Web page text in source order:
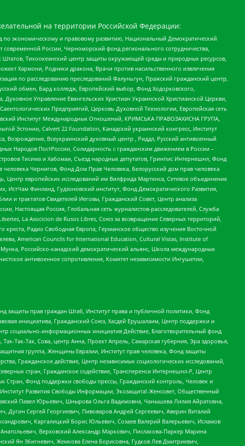
на территории Российской Федерации:
экономическому и правовому развитию, Национальный Демократический
современной России, Черноморский фонд регионального сотрудничества,
Тихоокеанский центр защиты окружающей среды и природных ресурсов,
Хармони, Родники дракона, Врачи против насильственного извлечения
по расследованию преследований Фалуньгун, Пражский гражданский центр,
обмен, Бард колледж, Европейский выбор, Фонд Ходорковского,
Управление Евангельских Христиан Украинской Христианской Церкви,
Предприятий, Церковь Духовной Технологии, Европейская сеть
Институт Международных Отношений, КРИМСЬКА ПРАВОЗАХИСНА ГРУПА,
Эстонии, Calvert 22 Foundation, Канадский украинский конгресс, Институт
Всеукраинский духовный центр , Риддл, Русский антивоенный
Народов ПостРоссии, Солидарность с гражданским движением в России –
Тисима и Хабомаи, Съезд народных депутатов, Гринпис Интернешнл, Фонд
Чернигов, Фонд Дом Прав Человека, Белорусский дом прав человека
Центр европейских исследований им Вилфрида Мартенса, Сетевое объединение
ИстЧам Финланд, Гудзоновский институт, Фонд Демократического Развития,
и трактатов Свидетелей Иеговы, Гражданский Совет, Центр анализа
Настоящая Россия, Глобальная сеть журналистов-расследователей, Служба
La Asocicion de Rusos Libres, Союз за возвращение Северных территорий,
Радио Свободная Европа, Германское общество изучения Восточной
American Councils for International Education, Cultural Vistas, Institute of
Российско-канадский демократический альянс, Школа международных
антивоенное сопротивление, Комитет независимости Ингушетии,
защиты прав граждан Штаб, Институт права и публичной политики, Фонд
инициатива, Гражданский Союз, Хасдей Ерушалаим, Центр поддержки и
социально-информационных инициатив Действие, Благотворительный фонд
Так-Так, Сова, центр Анна, Проект Апрель, Самарская губерния, Эра здоровья,
группа, Женщины Евразии, Институт прав человека, Фонд защиты
Гражданское действие, Центр независимых социологических исследований,
стран, Гражданское содействие, Трансперенси Интернешнл-Р, Центр
Стран, Фонд поддержки свободы прессы, Гражданский контроль, Человек и
Развития Свободы Информации, Экозащита!-Женсовет, Общественный
Павел Юрьевич, Шнырова Ольга Вадимовна, Чанышева Лилия Айратовна,
Дугин Сергей Георгиевич, Пивоваров Андрей Сергеевич, Аверин Виталий
Каргалицкий Борис Юльевич, Созаев Валерий Валерьевич, Исламов
Верховский Александр Маркович, Пислакова-Паркер Марина
Ян Збигневич, Жемкова Елена Борисовна, Гудков Лев Дмитриевич,